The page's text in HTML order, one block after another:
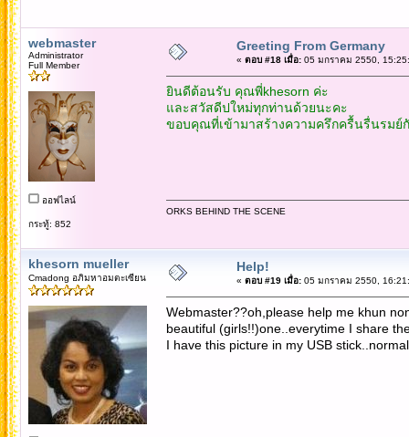
webmaster
Administrator
Full Member
ออฟไลน์
กระทู้: 852
Greeting From Germany
« ตอบ #18 เมื่อ:05 มกราคม 2550,
ยินดีต้อนรับ คุณพี่khesorn ค่ะ
และสวัสดีปใหม่ทุกท่านด้วยนะคะ
ขอบคุณที่เข้ามาสร้างความครึกครื้นรื่นรมย์
ORKS BEHIND THE SCENE
khesorn mueller
Cmadong อภิมหาอมตะเซียน
Help!
« ตอบ #19 เมื่อ:05 มกราคม 2550,
Webmaster??oh,please help me khun
beautiful (girls!!)one..everytime I share
I have this picture in my USB